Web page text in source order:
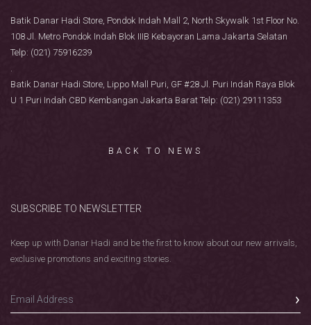
Batik Danar Hadi Store, Pondok Indah Mall 2, North Skywalk 1st Floor No.
108 Jl. Metro Pondok Indah Blok IIIB Kebayoran Lama Jakarta Selatan
Telp: (021) 75916239
Batik Danar Hadi Store, Lippo Mall Puri, GF #28 Jl. Puri Indah Raya Blok
U 1 Puri Indah CBD Kembangan Jakarta Barat Telp: (021) 29111353
BACK TO NEWS
SUBSCRIBE TO NEWSLETTER
Keep up with Danar Hadi and be the first to know about our new arrivals,
exclusive promotions and exciting stories.